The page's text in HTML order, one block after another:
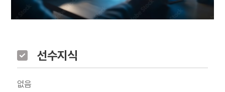
선수지식
없음